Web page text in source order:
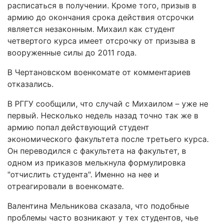
расписаться в получении. Кроме того, призыв в
армию до окончания срока действия отсрочки
является незаконным. Михаил как студент
четвертого курса имеет отсрочку от призыва в
вооруженные силы до 2011 года.
В Чертановском военкомате от комментариев
отказались.
В РГГУ сообщили, что случай с Михаилом – уже не
первый. Несколько недель назад точно так же в
армию попал действующий студент
экономического факультета после третьего курса.
Он переводился с факультета на факультет, в
одном из приказов мелькнула формулировка
"отчислить студента". Именно на нее и
отреагировали в военкомате.
Валентина Мельникова сказала, что подобные
проблемы часто возникают у тех студентов, чье